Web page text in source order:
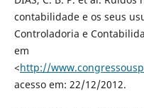
contabilidade e os seus
Controladoria e
em
<http://
acesso em: 22/12/2012.